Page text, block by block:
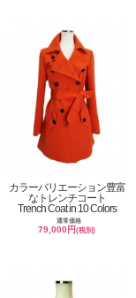
カラーバリエーション豊富
なトレンチコート
Trench Coat in 10 Colors
通常価格
79,000円(税別)